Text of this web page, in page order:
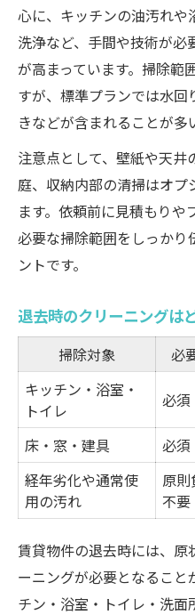
心に、キッチンの油汚れ
洗浄など、手間や技術が
が高まっています。掃除範
すが、標準プランでは水
きなどが含まれることが多
注意点として、壁紙や天井
庭、収納内部の清掃はオプ
ます。依頼前に見積もり
必要な掃除範囲をしっかり
ントです。
退去時のクリーニングは
掃除対象 必
キッチン・浴室・
トイレ
必須
床・窓・建具
必須
経年劣化や通常使
用の汚れ
原則
不要
賃貸物件の退去時には、原
ーニングが必要となること
チン・浴室・トイレ・洗